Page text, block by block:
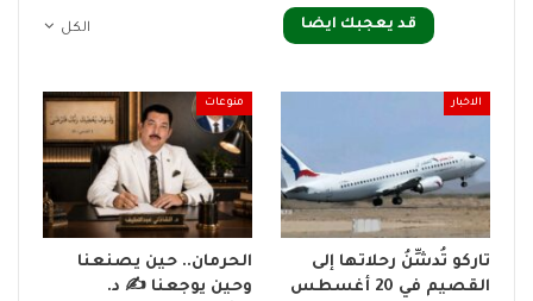
الكل قد يعجبك ايضا
الاخبار
تاركو تُدشِّنُ رحلاتها إلى
القصيم في 20 أغسطس
منوعات
الحرمان.. حين يصنعنا
وحين يوجعنا ✍️ د.